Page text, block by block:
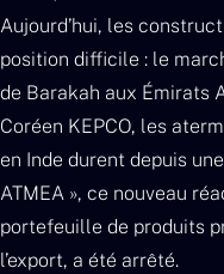
Aujourd’hui, les
position difficile : le
de Barakah aux Émirats
Coréen KEPCO, les
en Inde durent depuis
ATMEA », ce nouveau
portefeuille de produits
l’export, a été arrêté.